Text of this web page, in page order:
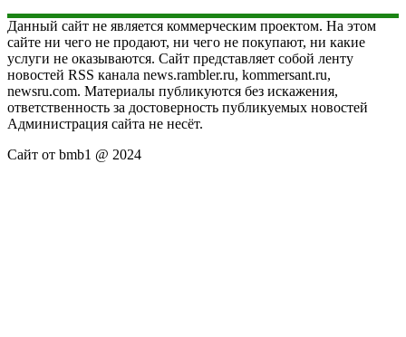
Данный сайт не является коммерческим проектом. На этом
сайте ни чего не продают, ни чего не покупают, ни какие
услуги не оказываются. Сайт представляет собой ленту
новостей RSS канала news.rambler.ru, kommersant.ru,
newsru.com. Материалы публикуются без искажения,
ответственность за достоверность публикуемых новостей
Администрация сайта не несёт.
Сайт от bmb1 @ 2024